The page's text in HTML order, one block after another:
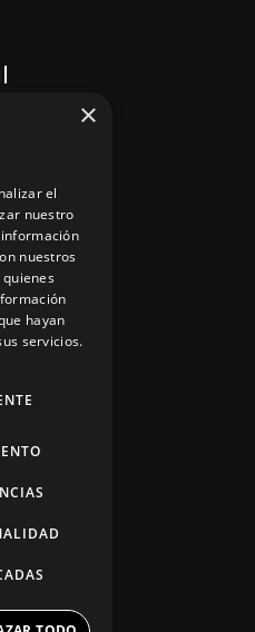
×
el
nuestro
nuestros
hayan
servicios.